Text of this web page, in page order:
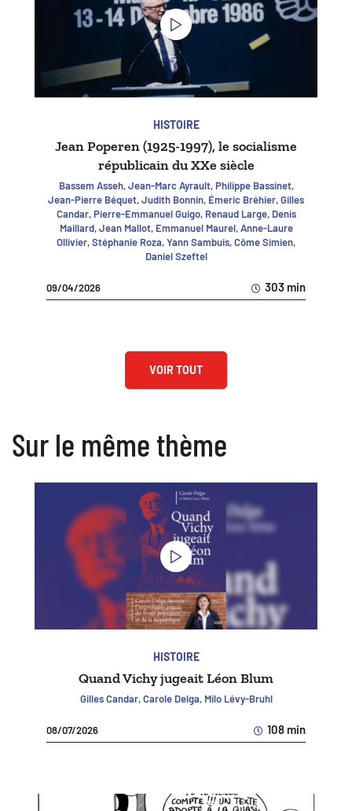
HISTOIRE
Jean Poperen (1925-1997), le socialisme
républicain du XXe siècle
Bassem Asseh, Jean-Marc Ayrault, Philippe Bassinet,
Jean-Pierre Béquet, Judith Bonnin, Émeric Bréhier, Gilles
Candar, Pierre-Emmanuel Guigo, Renaud Large, Denis
Maillard, Jean Mallot, Emmanuel Maurel, Anne-Laure
Ollivier, Stéphanie Roza, Yann Sambuis, Côme Simien,
Daniel Szeftel
09/04/2026 303 min
VOIR TOUT
Sur le même thème
HISTOIRE
Quand Vichy jugeait Léon Blum
Gilles Candar, Carole Delga, Milo Lévy-Bruhl
08/07/2026 108 min